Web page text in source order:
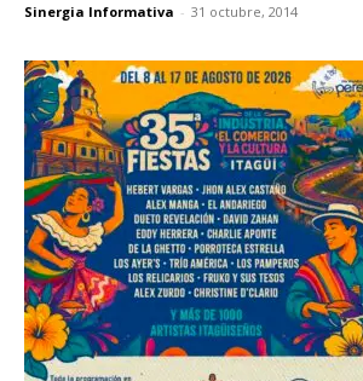
Sinergia Informativa - 31 octubre, 2014